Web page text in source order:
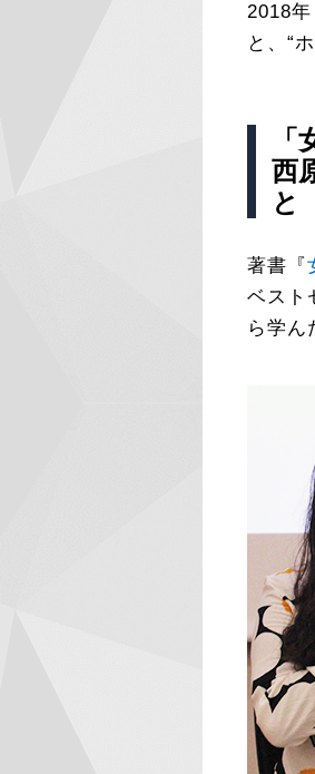
2018
と、“
西
と
著書『
ベスト
ら学ん